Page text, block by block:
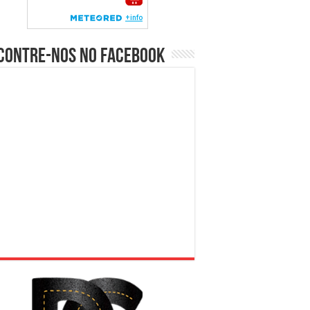
nos no Facebook